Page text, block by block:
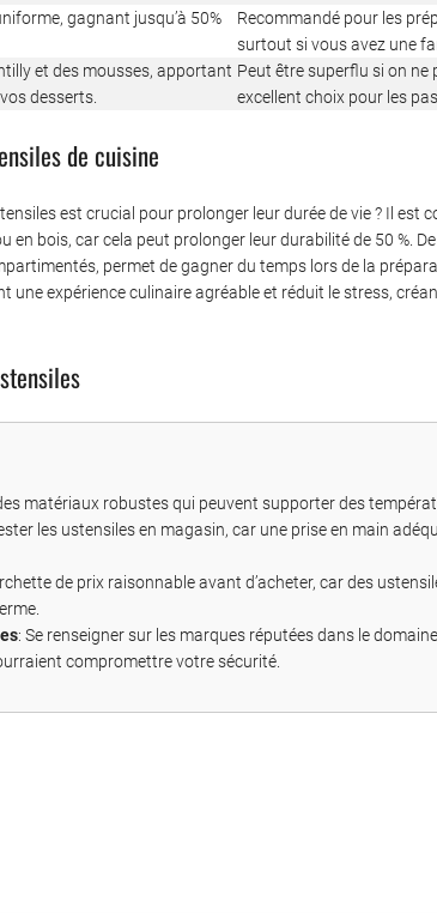
gagnant jusqu’à 50%
Recommandé pour les
surtout si vous avez une
et des mousses, apportant
desserts.
Peut être superflu si on ne
excellent choix pour les
de cuisine
est crucial pour prolonger leur durée de vie ? Il est
en bois, car cela peut prolonger leur durabilité de 50 %.
permet de gagner du temps lors de la
une expérience culinaire agréable et réduit le stress,
matériaux robustes qui peuvent supporter des
les ustensiles en magasin, car une prise en main
de prix raisonnable avant d’acheter, car des
: Se renseigner sur les marques réputées dans le
compromettre votre sécurité.